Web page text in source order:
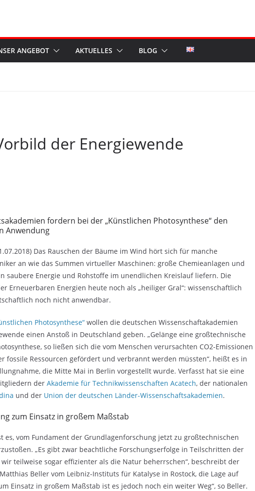
ANGEBOT AKTUELLES BLOG
der Energiewende
fordern bei der „Künstlichen Photosynthese“ den
Anwendung
Das Rauschen der Bäume im Wind hört sich für manche
an wie das Summen virtueller Maschinen: große Chemieanlagen und
saubere Energie und Rohstoffe im unendlichen Kreislauf liefern. Die
Erneuerbaren Energien heute noch als „heiliger Gral“: wissenschaftlich
noch nicht anwendbar.
Photosynthese“ wollen die deutschen Wissenschaftakademien
einen Anstoß in Deutschland geben. „Gelänge eine großtechnische
so ließen sich die vom Menschen verursachten CO2-Emissionen
fossile Ressourcen gefördert und verbrannt werden müssten“, heißt es in
die Mitte Mai in Berlin vorgestellt wurde. Verfasst hat sie eine
der Akademie für Technikwissenschaften Acatech, der nationalen
und der Union der deutschen Länder-Wissenschaftsakademien.
zum Einsatz in großem Maßstab
es, vom Fundament der Grundlagenforschung jetzt zu großtechnischen
„Es gibt zwar beachtliche Forschungserfolge in Teilschritten der
teilweise sogar effizienter als die Natur beherrschen“, beschreibt der
Beller vom Leibniz-Instituts für Katalyse in Rostock, die Lage auf
Einsatz in großem Maßstab ist es jedoch noch ein weiter Weg“, so Beller.